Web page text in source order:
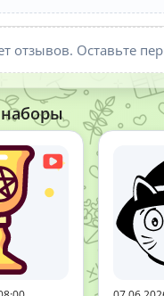
отзывов. Оставьте